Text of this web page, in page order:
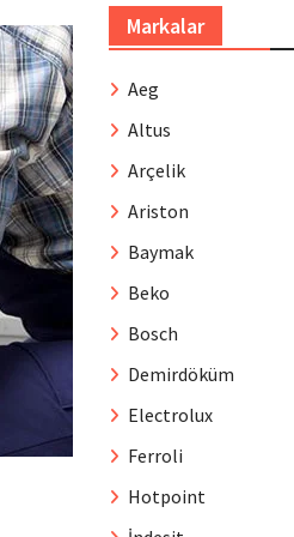
Markalar
Aeg
Altus
Arçelik
Ariston
Baymak
Beko
Bosch
Demirdöküm
Electrolux
Ferroli
Hotpoint